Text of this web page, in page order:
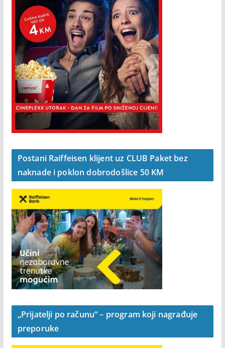
Postani Raiffeisen klijent uz CLUB Paket bez
naknade i poklon dobrodošlice 50 KM
„Prijatelji po računu“ – program koji nagrađuje
preporuke